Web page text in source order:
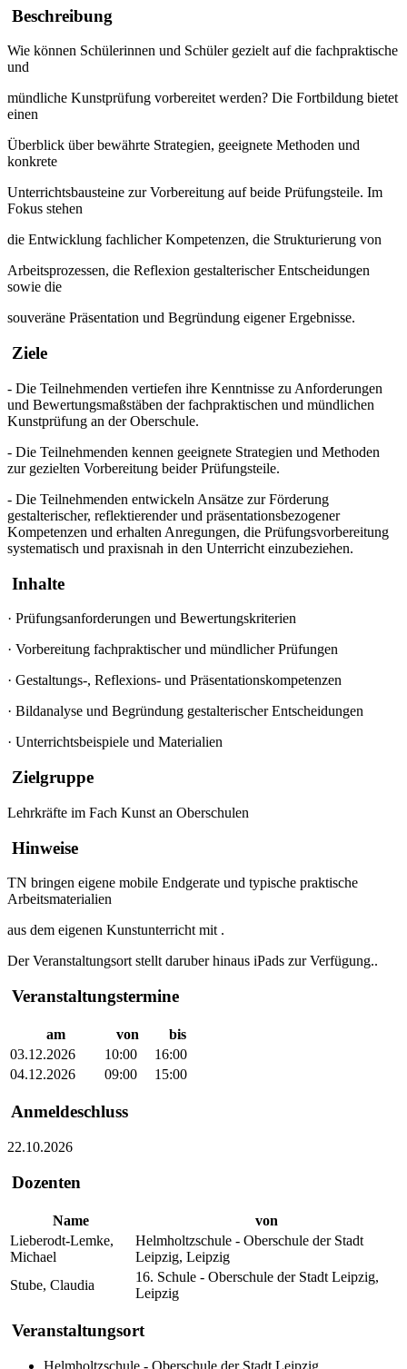
Beschreibung
Wie können Schülerinnen und Schüler gezielt auf die fachpraktische
und
mündliche Kunstprüfung vorbereitet werden? Die Fortbildung bietet
einen
Überblick über bewährte Strategien, geeignete Methoden und
konkrete
Unterrichtsbausteine zur Vorbereitung auf beide Prüfungsteile. Im
Fokus stehen
die Entwicklung fachlicher Kompetenzen, die Strukturierung von
Arbeitsprozessen, die Reflexion gestalterischer Entscheidungen
sowie die
souveräne Präsentation und Begründung eigener Ergebnisse.
Ziele
- Die Teilnehmenden vertiefen ihre Kenntnisse zu Anforderungen
und Bewertungsmaßstäben der fachpraktischen und mündlichen
Kunstprüfung an der Oberschule.
- Die Teilnehmenden kennen geeignete Strategien und Methoden
zur gezielten Vorbereitung beider Prüfungsteile.
- Die Teilnehmenden entwickeln Ansätze zurFörderung
gestalterischer, reflektierender und präsentationsbezogener
Kompetenzen und erhalten Anregungen, die Prüfungsvorbereitung
systematisch und praxisnah in den Unterricht einzubeziehen.
Inhalte
· Prüfungsanforderungen und Bewertungskriterien
· Vorbereitung fachpraktischer und mündlicher Prüfungen
· Gestaltungs-, Reflexions- und Präsentationskompetenzen
· Bildanalyse und Begründung gestalterischer Entscheidungen
· Unterrichtsbeispiele und Materialien
Zielgruppe
Lehrkräfte im Fach Kunst an Oberschulen
Hinweise
TN bringen eigene mobile Endgerate und typische praktische
Arbeitsmaterialien
aus dem eigenen Kunstunterricht mit .
DerVeranstaltungsort stellt daruber hinaus iPads zurVerfügung..
Veranstaltungstermine
am von
bis
03.12.2026
10:00
16:00
04.12.2026
09:00 15:00
Anmeldeschluss
22.10.2026
Dozenten
Name
von
Lieberodt-Lemke,
Michael
Helmholtzschule - Oberschule der Stadt
Leipzig, Leipzig
Stube, Claudia
16. Schule - Oberschule der Stadt Leipzig,
Leipzig
Veranstaltungsort
Helmholtzschule - Oberschule der Stadt Leipzig,